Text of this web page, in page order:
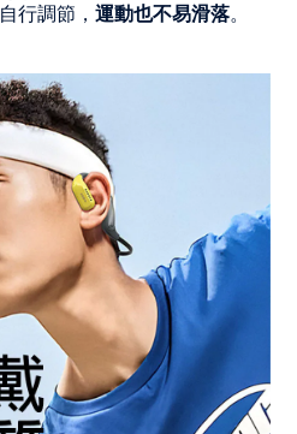
行調節， 運動也不易滑落。